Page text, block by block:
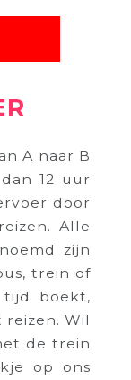
A naar B
12 uur
door
Alle
zijn
trein of
boekt,
Wil
de trein
op ons